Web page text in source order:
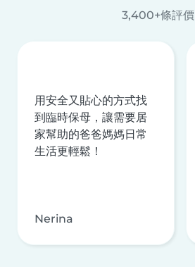
3,400+條評價
用安全又貼心的方式找
到臨時保母，讓需要居
家幫助的爸爸媽媽日常
生活更輕鬆！
Nerina